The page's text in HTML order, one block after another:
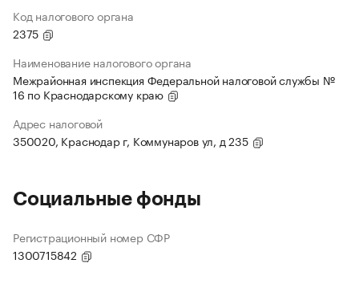
Код налогового органа
2375
Наименование налогового органа
Межрайонная инспекция Федеральной налоговой службы №
16 по Краснодарскому краю
Адрес налоговой
350020, Краснодар г, Коммунаров ул, д 235
Социальные фонды
Регистрационный номер СФР
1300715842